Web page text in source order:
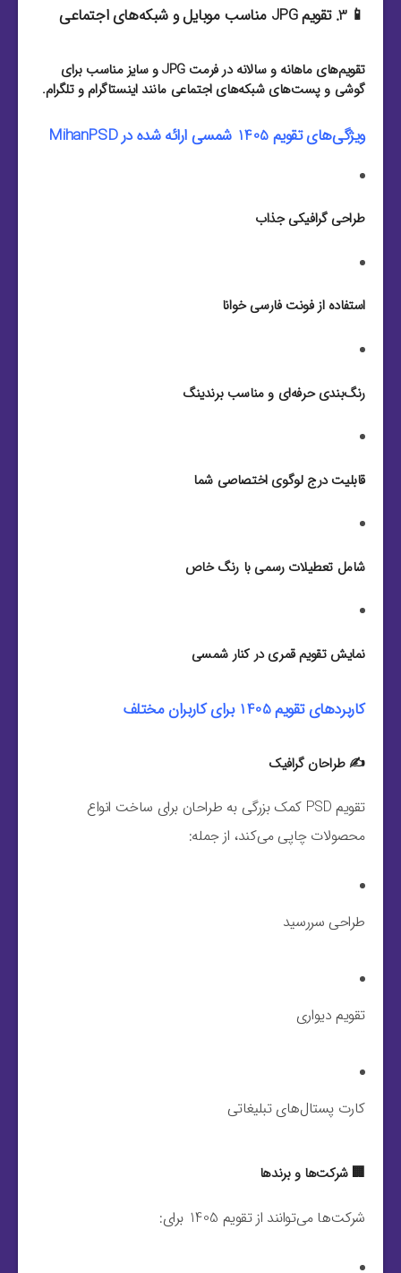
📱 3. تقویم JPG مناسب موبایل و شبکه‌های اجتماعی
تقویم‌های ماهانه و سالانه در فرمت JPG و سایز مناسب برای
گوشی و پست‌های شبکه‌های اجتماعی مانند اینستاگرام و تلگرام.
ویژگی‌های تقویم 1405 شمسی ارائه شده در MihanPSD
طراحی گرافیکی جذاب
استفاده از فونت فارسی خوانا
رنگ‌بندی حرفه‌ای و مناسب برندینگ
قابلیت درج لوگوی اختصاصی شما
شامل تعطیلات رسمی با رنگ خاص
نمایش تقویم قمری در کنار شمسی
کاربردهای تقویم 1405 برای کاربران مختلف
✍️ طراحان گرافیک
تقویم PSD کمک بزرگی به طراحان برای ساخت انواع
محصولات چاپی می‌کند، از جمله:
طراحی سررسید
تقویم دیواری
کارت پستال‌های تبلیغاتی
🏢 شرکت‌ها و برندها
شرکت‌ها می‌توانند از تقویم 1405 برای: